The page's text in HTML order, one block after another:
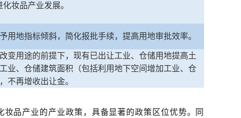
妆品产业发展。
用地指标倾斜，简化报批手续，提高用地审批效率。
变用途的前提下，现有已出让工业、仓储用地提高土
业、仓储建筑面积（包括利用地下空间增加工业、仓
不再增收出让金。
品产业的产业政策，具备显著的政策区位优势。同